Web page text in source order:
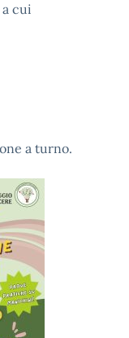
cui
a turno.